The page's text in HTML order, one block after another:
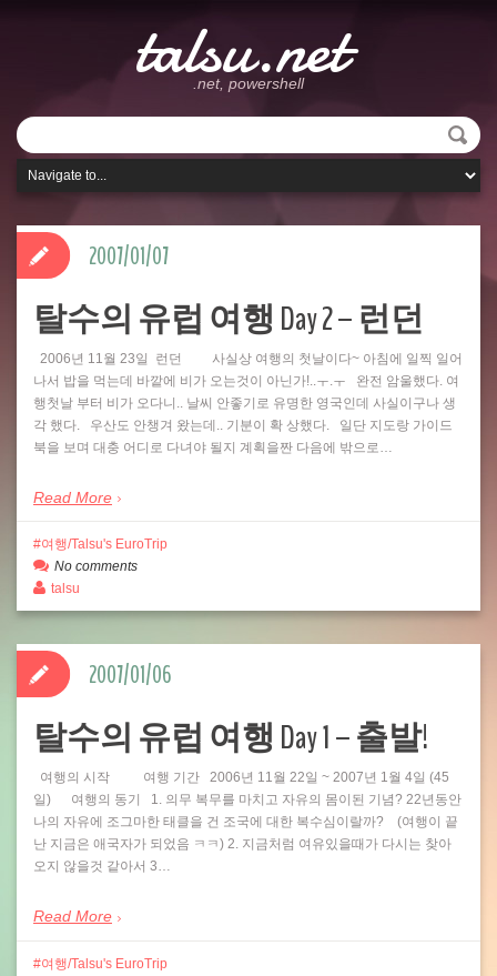
talsu.net
.net, powershell
탈수의 유럽 여행 Day 2 – 런던
2006년 11월 23일 런던 사실상 여행의 첫날이다~ 아침에 일찍 일어
나서 밥을 먹는데 바깥에 비가 오는것이 아닌가!..ㅜ.ㅜ 완전 암울했다. 여
행첫날 부터 비가 오다니.. 날씨 안좋기로 유명한 영국인데 사실이구나 생
각 했다. 우산도 안챙겨 왔는데.. 기분이 확 상했다. 일단 지도랑 가이드
북을 보며 대충 어디로 다녀야 될지 계획을짠 다음에 밖으로…
Read More
2007/01/07
여행/Talsu's EuroTrip
No comments
talsu
탈수의 유럽 여행 Day 1 – 출발!
여행의 시작 여행 기간 2006년 11월 22일 ~ 2007년 1월 4일 (45
일) 여행의 동기 1. 의무 복무를 마치고 자유의 몸이된 기념? 22년동안
나의 자유에 조그마한 태클을 건 조국에 대한 복수심이랄까? (여행이 끝
난 지금은 애국자가 되었음 ㅋㅋ) 2. 지금처럼 여유있을때가 다시는 찾아
오지 않을것 같아서 3…
Read More
2007/01/06
여행/Talsu's EuroTrip